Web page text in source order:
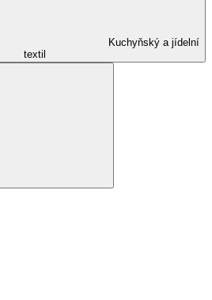
Kuchyňský a jídelní
textil